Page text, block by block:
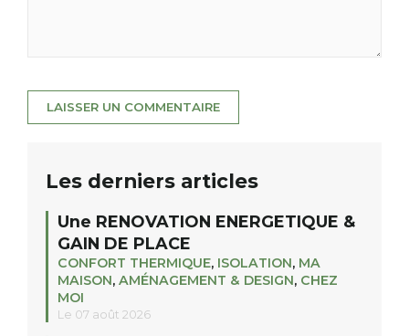
Les derniers articles
Une RENOVATION ENERGETIQUE &
GAIN DE PLACE
CONFORT THERMIQUE, ISOLATION, MA
MAISON, AMÉNAGEMENT & DESIGN, CHEZ
MOI
Le 07 août 2026